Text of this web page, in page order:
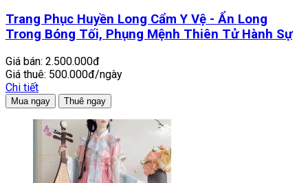
Trang Phục Huyền Long Cẩm Y Vệ - Ẩn Long
Trong Bóng Tối, Phụng Mệnh Thiên Tử Hành Sự
Giá bán: 2.500.000đ
Giá thuê: 500.000đ/ngày
Chi tiết
Mua ngay Thuê ngay